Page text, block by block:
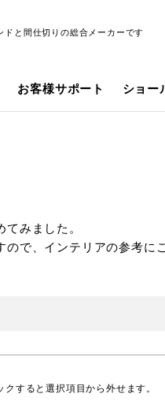
ドと間仕切りの総合メーカーです
お客様サポート ショー
みました。
で、インテリアの参考に
クすると選択項目から外せます。